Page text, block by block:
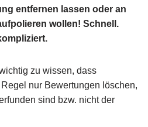
entfernen lassen oder an
wollen! Schnell.
zu wissen, dass
nur Bewertungen löschen,
sind bzw. nicht der